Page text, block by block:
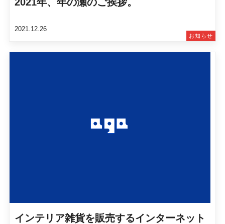
2021.12.26
お知らせ
インテリア雑貨を販売するインターネット